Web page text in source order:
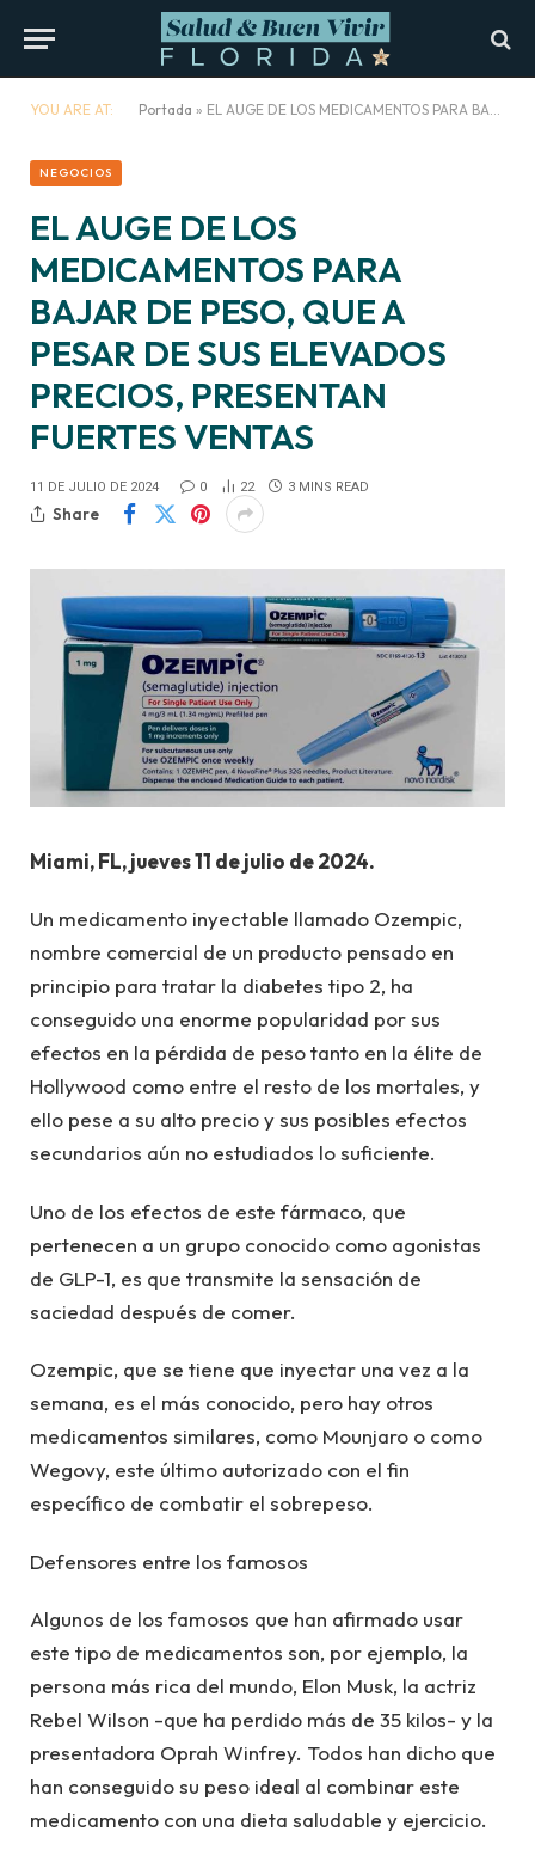
YOU ARE AT: Portada » EL AUGE DE LOS MEDICAMENTOS PARA BAJAR DE PESO, QUE A PESAR DE SUS ELEVADOS PRECIOS, PRESENTAN FUERTES VENTAS
NEGOCIOS
EL AUGE DE LOS
MEDICAMENTOS PARA
BAJAR DE PESO, QUE A
PESAR DE SUS ELEVADOS
PRECIOS, PRESENTAN
FUERTES VENTAS
11 DE JULIO DE 2024 0 22 3 MINS READ
Share
Miami, FL, jueves 11 de julio de 2024.
Un medicamento inyectable llamado Ozempic,
nombre comercial de un producto pensado en
principio para tratar la diabetes tipo 2, ha
conseguido una enorme popularidad por sus
efectos en la pérdida de peso tanto en la élite de
Hollywood como entre el resto de los mortales, y
ello pese a su alto precio y sus posibles efectos
secundarios aún no estudiados lo suficiente.
Uno de los efectos de este fármaco, que
pertenecen a un grupo conocido como agonistas
de GLP-1, es que transmite la sensación de
saciedad después de comer.
Ozempic, que se tiene que inyectar una vez a la
semana, es el más conocido, pero hay otros
medicamentos similares, como Mounjaro o como
Wegovy, este último autorizado con el fin
específico de combatir el sobrepeso.
Defensores entre los famosos
Algunos de los famosos que han afirmado usar
este tipo de medicamentos son, por ejemplo, la
persona más rica del mundo, Elon Musk, la actriz
Rebel Wilson -que ha perdido más de 35 kilos- y la
presentadora Oprah Winfrey. Todos han dicho que
han conseguido su peso ideal al combinar este
medicamento con una dieta saludable y ejercicio.